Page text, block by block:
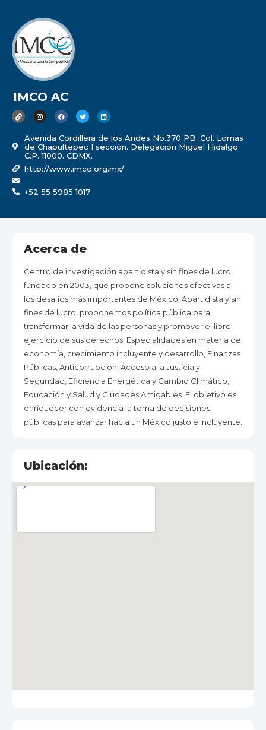
IMCO AC
Avenida Cordillera de los Andes No.370 PB. Col. Lomas
de Chapultepec I sección. Delegación Miguel Hidalgo.
C.P. 11000. CDMX.
http://www.imco.org.mx/
+52 55 5985 1017
Acerca de
Centro de investigación apartidista y sin fines de lucro
fundado en 2003, que propone soluciones efectivas a
los desafíos más importantes de México. Apartidista y sin
fines de lucro, proponemos política pública para
transformar la vida de las personas y promover el libre
ejercicio de sus derechos. Especialidades en materia de
economía, crecimiento incluyente y desarrollo, Finanzas
Públicas, Anticorrupción, Acceso a la Justicia y
Seguridad, Eficiencia Energética y Cambio Climático,
Educación y Salud y Ciudades Amigables. El objetivo es
enriquecer con evidencia la toma de decisiones
públicas para avanzar hacia un México justo e incluyente.
Ubicación: